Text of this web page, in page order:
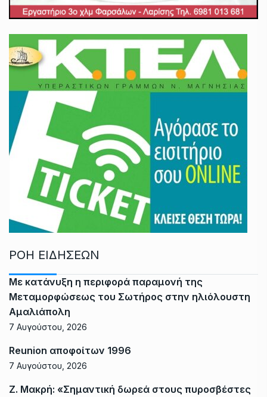
ΡΟΗ ΕΙΔΗΣΕΩΝ
Με κατάνυξη η περιφορά παραμονή της
Μεταμορφώσεως του Σωτήρος στην ηλιόλουστη
Αμαλιάπολη
7 Αυγούστου, 2026
Reunion αποφοίτων 1996
7 Αυγούστου, 2026
Ζ. Μακρή: «Σημαντική δωρεά στους πυροσβέστες